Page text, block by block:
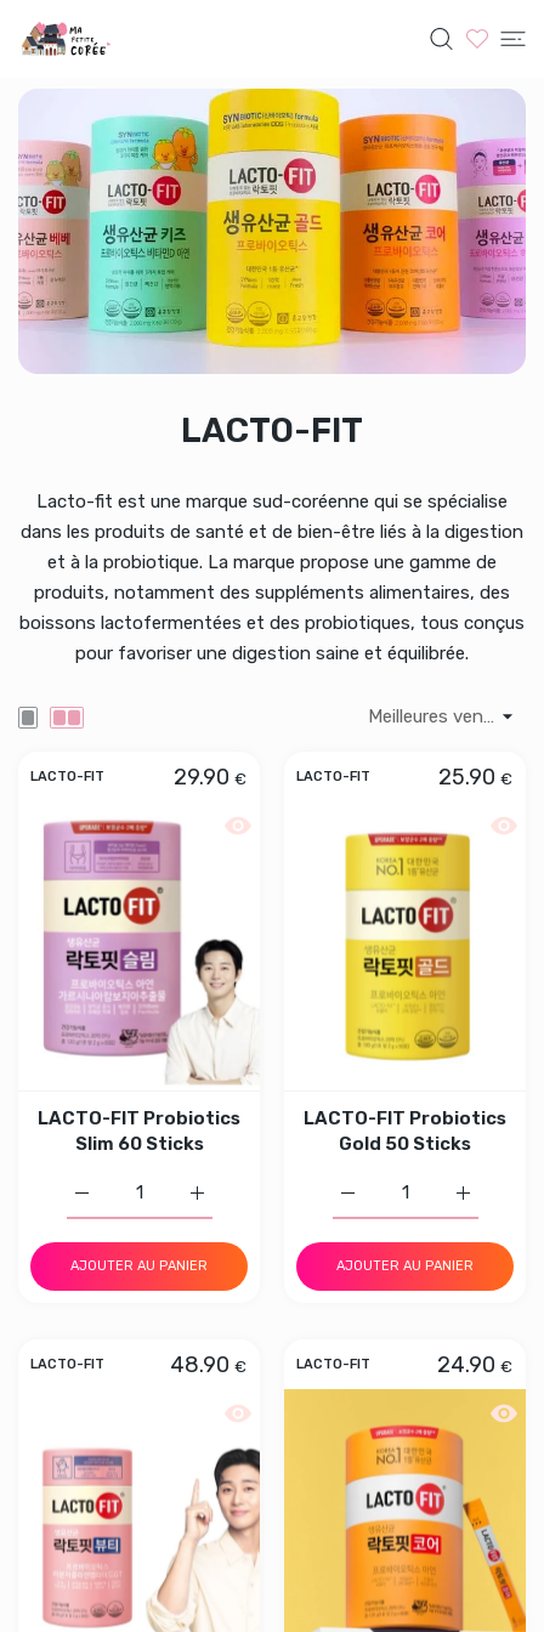
AU CONTENU
LACTO-FIT
Lacto-fit est une marque sud-coréenne qui se spécialise
dans les produits de santé et de bien-être liés à la digestion
et à la probiotique. La marque propose une gamme de
produits, notamment des suppléments alimentaires, des
boissons lactofermentées et des probiotiques, tous conçus
pour favoriser une digestion saine et équilibrée.
LACTO-FIT 29.90 €
Aperçu rapide LACTO-FIT Probiotics
LACTO-FIT Probiotics
Slim 60 Sticks
Augmenter la quantité de LACTO-FIT
Augmenter la quantité de LACTO-FIT Probiotics Slim
AJOUTER AU PANIER
LACTO-FIT 25.90 €
LACTO-FIT Probiotics
Gold 50 Sticks
Augmenter la quantité
AJOUTER AU PANIER
LACTO-FIT 48.90 €
Aperçu rapide LACTO-FIT Probiotics
LACTO-FIT 24.90 €